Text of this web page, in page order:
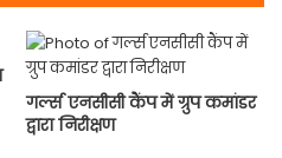
गर्ल्स एनसीसी कैंप में ग्रुप कमांडर
द्वारा निरीक्षण